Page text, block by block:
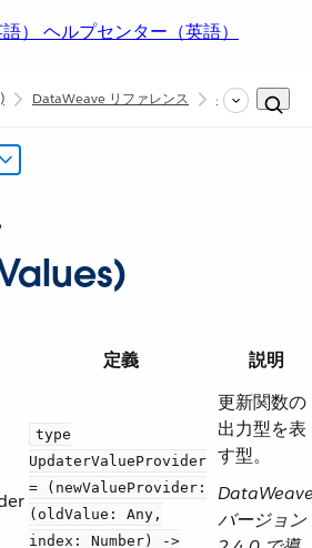
） ヘルプセンター（英語）
DataWeave リファレンス dw::util::Values
定義 説明
type
UpdaterValueProvider
= (newValueProvider:
(oldValue: Any,
index: Number) ->
更新関数の
出力型を表
す型。
バージョン